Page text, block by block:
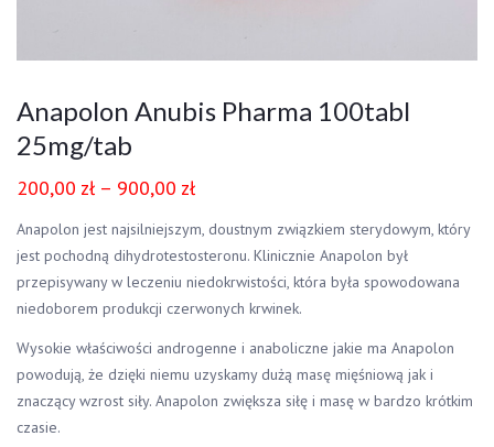
Anapolon Anubis Pharma 100tabl
25mg/tab
200,00 zł – 900,00 zł
Anapolon jest najsilniejszym, doustnym związkiem sterydowym, który
jest pochodną dihydrotestosteronu. Klinicznie Anapolon był
przepisywany w leczeniu niedokrwistości, która była spowodowana
niedoborem produkcji czerwonych krwinek.
Wysokie właściwości androgenne i anaboliczne jakie ma Anapolon
powodują, że dzięki niemu uzyskamy dużą masę mięśniową jak i
znaczący wzrost siły. Anapolon zwiększa siłę i masę w bardzo krótkim
czasie.